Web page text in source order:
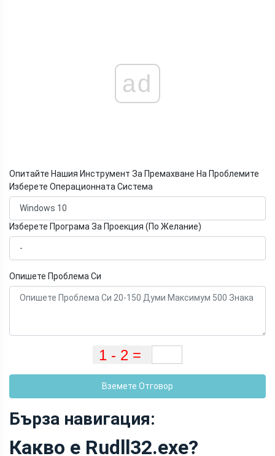
ad
Опитайте Нашия Инструмент За Премахване На Проблемите
Изберете Операционната Система
Изберете Програма За Проекция (По Желание)
Опишете Проблема Си
Вземете Отговор
Бърза навигация:
Какво е Rudll32.exe?